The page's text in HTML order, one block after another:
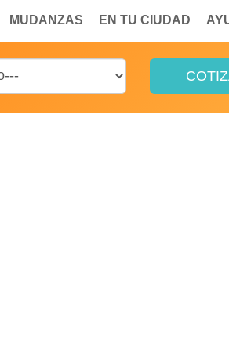
EN TU CIUDAD
MUDANZAS